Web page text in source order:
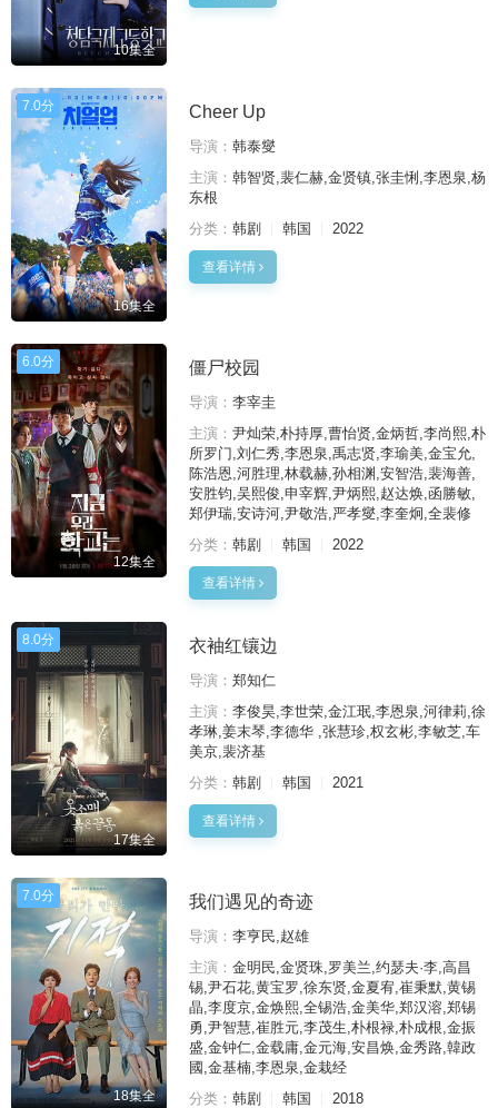
10集全
7.0分
16集全
Cheer Up
导演： 韩泰燮
主演： 韩智贤,裴仁赫,金贤镇,张圭悧,李恩泉,杨
东根
分类： 韩剧 韩国 2022
查看详情
6.0分
12集全
僵尸校园
导演： 李宰圭
主演： 尹灿荣,朴持厚,曹怡贤,金炳哲,李尚熙,朴
所罗门,刘仁秀,李恩泉,禹志贤,李瑜美,金宝允,
陈浩恩,河胜理,林载赫,孙相渊,安智浩,裴海善,
安胜钧,吴熙俊,申宰辉,尹炳熙,赵达焕,函勝敏,
郑伊瑞,安诗河,尹敬浩,严孝燮,李奎炯,全裴修
分类： 韩剧 韩国 2022
查看详情
8.0分
17集全
衣袖红镶边
导演： 郑知仁
主演： 李俊昊,李世荣,金江珉,李恩泉,河律莉,徐
孝琳,姜末琴,李德华 ,张慧珍,权玄彬,李敏芝,车
美京,裴济基
分类： 韩剧 韩国 2021
查看详情
7.0分
18集全
我们遇见的奇迹
导演： 李亨民,赵雄
主演： 金明民,金贤珠,罗美兰,约瑟夫·李,高昌
锡,尹石花,黄宝罗,徐东贤,金夏宥,崔秉默,黄锡
晶,李度京,金焕熙,全锡浩,金美华,郑汉溶,郑锡
勇,尹智慧,崔胜元,李茂生,朴根禄,朴成根,金振
盛,金钟仁,金载庸,金元海,安昌焕,金秀路,韓政
國,金基楠,李恩泉,金栽经
分类： 韩剧 韩国 2018